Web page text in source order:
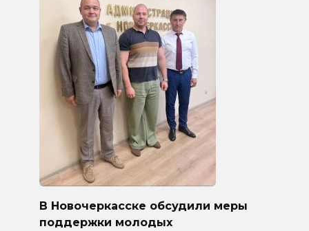
В Новочеркасске обсудили меры
поддержки молодых